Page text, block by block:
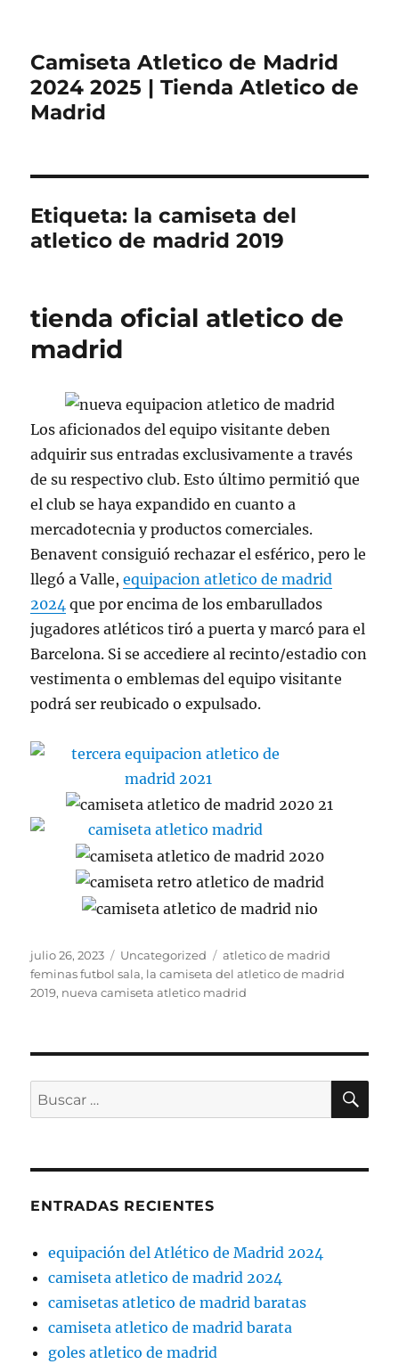
Camiseta Atletico de Madrid
2024 2025 | Tienda Atletico de
Madrid
Etiqueta: la camiseta del
atletico de madrid 2019
tienda oficial atletico de
madrid
Los aficionados del equipo visitante deben
adquirir sus entradas exclusivamente a través
de su respectivo club. Esto último permitió que
el club se haya expandido en cuanto a
mercadotecnia y productos comerciales.
Benavent consiguió rechazar el esférico, pero le
llegó a Valle,equipacion atletico de madrid
2024 que por encima de los embarullados
jugadores atléticos tiró a puerta y marcó para el
Barcelona. Si se accediere al recinto/estadio con
vestimenta o emblemas del equipo visitante
podrá ser reubicado o expulsado.
Publicado
el
julio 26, 2023 Categorías
Uncategorized Etiquetas
atletico de madrid
feminas futbol sala, la camiseta del atletico de madrid
2019, nueva camiseta atletico madrid
Buscar
por:
ENTRADAS RECIENTES
equipación del Atlético de Madrid 2024
camiseta atletico de madrid 2024
camisetas atletico de madrid baratas
camiseta atletico de madrid barata
goles atletico de madrid